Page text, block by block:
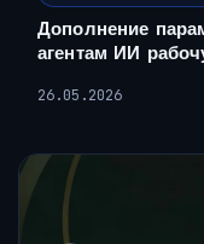
Дополнение
агентам ИИ
26.05.2026